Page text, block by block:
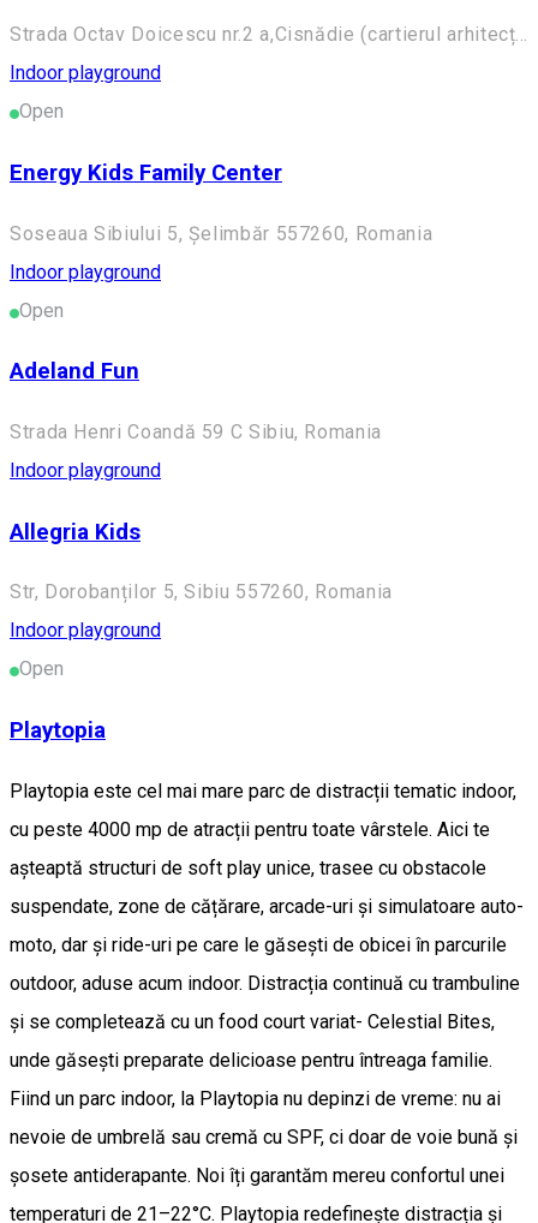
Strada Octav Doicescu nr.2 a,Cisnădie (cartierul arhitecților ) ,Sibiu ,România
Indoor playground
Open
Energy Kids Family Center
Soseaua Sibiului 5, Șelimbăr 557260, Romania
Indoor playground
Open
Adeland Fun
Strada Henri Coandă 59 C Sibiu, Romania
Indoor playground
Allegria Kids
Str, Dorobanților 5, Sibiu 557260, Romania
Indoor playground
Open
Playtopia
Playtopia este cel mai mare parc de distracții tematic indoor,
cu peste 4000 mp de atracții pentru toate vârstele. Aici te
așteaptă structuri de soft play unice, trasee cu obstacole
suspendate, zone de cățărare, arcade-uri și simulatoare auto-
moto, dar și ride-uri pe care le găsești de obicei în parcurile
outdoor, aduse acum indoor. Distracția continuă cu trambuline
și se completează cu un food court variat- Celestial Bites,
unde găsești preparate delicioase pentru întreaga familie.
Fiind un parc indoor, la Playtopia nu depinzi de vreme: nu ai
nevoie de umbrelă sau cremă cu SPF, ci doar de voie bună și
șosete antiderapante. Noi îți garantăm mereu confortul unei
temperaturi de 21–22°C. Playtopia redefinește distracția și